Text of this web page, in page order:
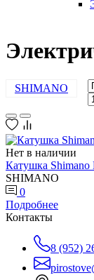
SHIMANO
Нет в наличии
Катушка
SHIMANO
0
Подробнее
Контакты
8 (952)